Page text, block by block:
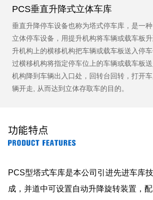
PCS垂直升降式立体车库
垂直升降停车设备也称为塔式停车库，是一
立体停车设备，用提升机构将车辆或载车板
升机构上的横移机构把车辆或载车板送入停
过横移机构将指定停车位上的车辆或载车板
机构降到车辆出入口处，回转台回转，打开
辆开走, 从而达到立体存取车的目的。
功能特点
PCS型塔式车库是本公司引进先进车库
成，并道中可设置自动升降旋转装置，